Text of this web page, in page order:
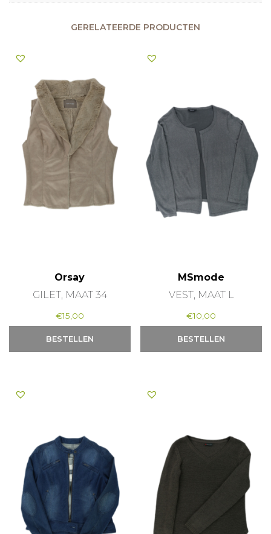
GERELATEERDE PRODUCTEN
Orsay
GILET, MAAT 34
€15,00
BESTELLEN
MSmode
VEST, MAAT L
€10,00
BESTELLEN